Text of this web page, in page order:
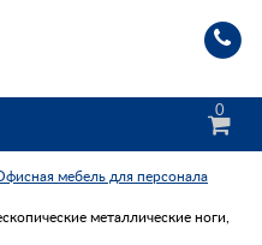
0
мебель для персонала
металлические ноги,